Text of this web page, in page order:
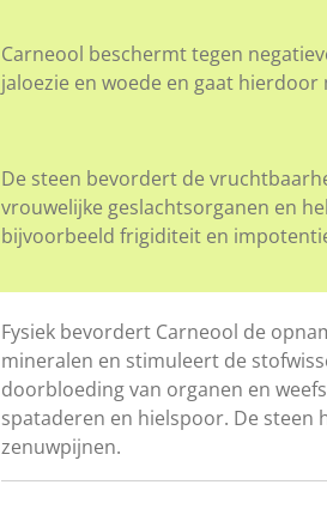
Carneool beschermt tegen
jaloezie en woede en gaat hierdoor
De steen bevordert de
vrouwelijke geslachtsorganen en
bijvoorbeeld frigiditeit en
Fysiek bevordert Carneool de
mineralen en stimuleert de
doorbloeding van organen en
spataderen en hielspoor. De steen
zenuwpijnen.